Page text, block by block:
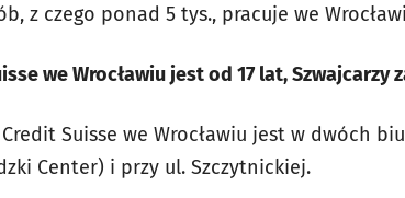
z czego ponad 5 tys., pracuje we
we Wrocławiu jest od 17 lat,
Suisse we Wrocławiu jest w dwóch
Center) i przy ul. Szczytnickiej.